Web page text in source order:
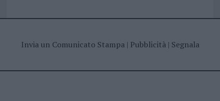
Invia un Comunicato Stampa| Pubblicità| Segnala